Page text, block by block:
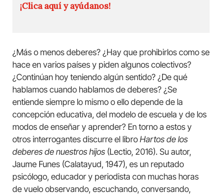
¡Clica aquí y ayúdanos!
¿Más o menos deberes? ¿Hay que prohibirlos como se
hace en varios países y piden algunos colectivos?
¿Continúan hoy teniendo algún sentido? ¿De qué
hablamos cuando hablamos de deberes? ¿Se
entiende siempre lo mismo o ello depende de la
concepción educativa, del modelo de escuela y de los
modos de enseñar y aprender? En torno a estos y
otros interrogantes discurre el libro Hartos de los
deberes de nuestros hijos (Lectio, 2016). Su autor,
Jaume Funes (Calatayud, 1947), es un reputado
psicólogo, educador y periodista con muchas horas
de vuelo observando, escuchando, conversando,